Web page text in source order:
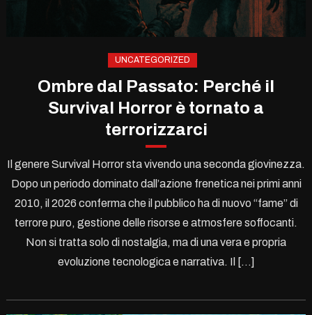
UNCATEGORIZED
Ombre dal Passato: Perché il
Survival Horror è tornato a
terrorizzarci
Il genere Survival Horror sta vivendo una seconda giovinezza.
Dopo un periodo dominato dall’azione frenetica nei primi anni
2010, il 2026 conferma che il pubblico ha di nuovo “fame” di
terrore puro, gestione delle risorse e atmosfere soffocanti.
Non si tratta solo di nostalgia, ma di una vera e propria
evoluzione tecnologica e narrativa. Il […]